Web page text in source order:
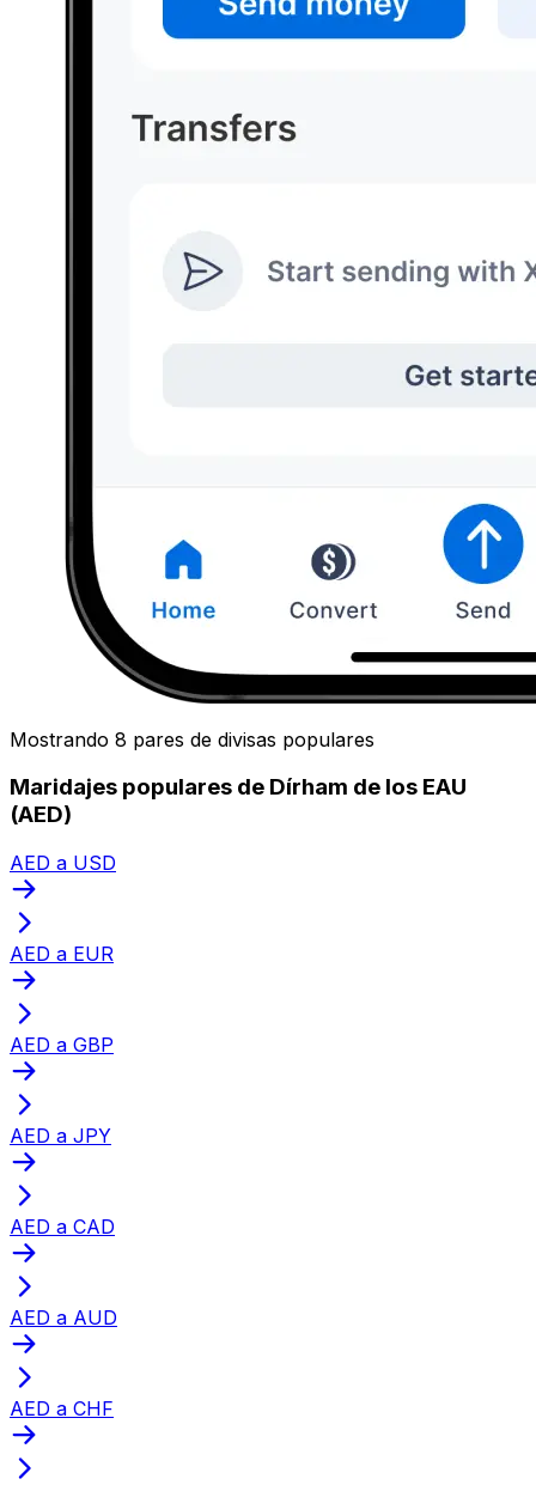
Mostrando 8 pares de divisas populares
Maridajes populares de Dírham de los EAU
(AED)
AED a USD
AED a EUR
AED a GBP
AED a JPY
AED a CAD
AED a AUD
AED a CHF